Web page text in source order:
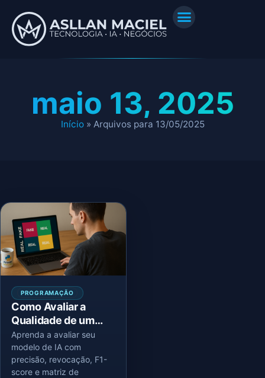
maio 13, 2025
Início» Arquivos para 13/05/2025
PROGRAMAÇÃO
Como Avaliar a
Qualidade de um
Modelo de IA com
Python — Além da
Acurácia
Aprenda a avaliar seu
modelo de IA com
precisão, revocação, F1-
score e matriz de